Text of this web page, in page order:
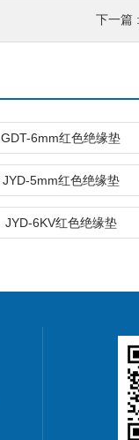
下一篇 :
GDT-6mm红色绝缘垫
JYD-5mm红色绝缘垫
JYD-6KV红色绝缘垫